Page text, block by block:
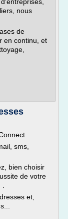
nous
de
en continu, et
sms,
bien choisir
de votre
et,